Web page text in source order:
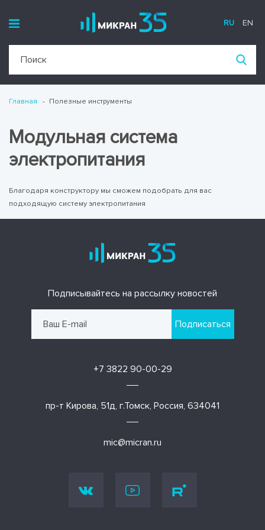
RU EN
Главная Полезные инструменты
Модульная система
электропитания
Благодаря конструктору мы сможем подобрать для вас
подходящую систему электропитания
Подписывайтесь на рассылку новостей
Подписаться
+7 3822 90-00-29
mic@micran.ru
пр-т Кирова, 51д, г.Томск, Россия, 634041